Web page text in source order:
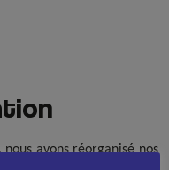
avons réorganisé nos